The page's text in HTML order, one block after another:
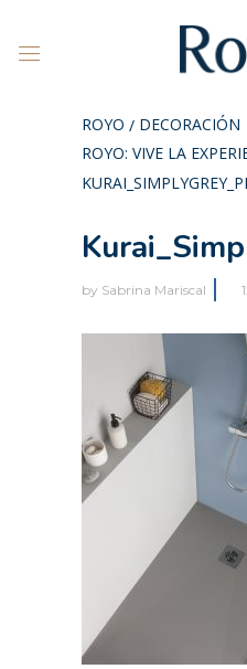
ROYO / DECORACIÓN
ROYO: VIVE LA
by Sabrina Mariscal